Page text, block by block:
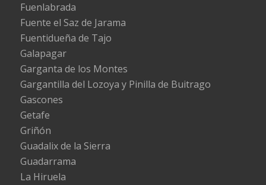
Fuenlabrada
Fuente el Saz de Jarama
Fuentidueña de Tajo
Galapagar
Garganta de los Montes
Gargantilla del Lozoya y Pinilla de Buitrago
Gascones
Getafe
Griñón
Guadalix de la Sierra
Guadarrama
La Hiruela